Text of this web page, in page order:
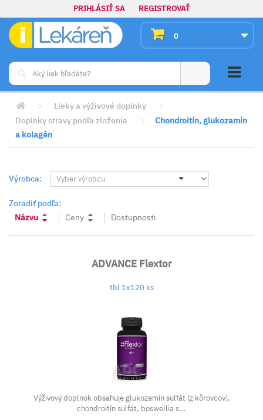
PRIHLÁSIŤ SA REGISTROVAŤ
0
> Lieky a výživové doplnky
>
Doplnky stravy podľa zloženia
>
Chondroitín, glukozamín
a kolagén
Výrobca:
Zoradiť podľa:
Názvu
Ceny Dostupnosti
ADVANCE Flextor
tbl 1x120 ks
Výživový doplnok obsahuje glukozamín sulfát (z kôrovcov),
chondroitín sulfát, boswellia s...